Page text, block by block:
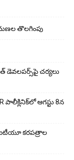
తొలగింపు
డెవలపర్స్‌పై చర్యలు
ఆగస్టు 8న
కరపత్రాల